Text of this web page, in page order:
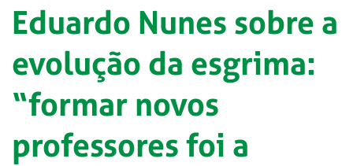
Eduardo Nunes sobre a
evolução da esgrima:
“formar novos
professores foi a